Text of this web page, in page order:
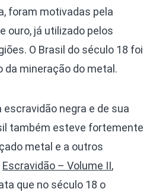
foram motivadas pela
ouro, já utilizado pelos
O Brasil do século 18 foi
da mineração do metal.
negra e de sua
também esteve fortemente
metal e a outros
Escravidão – Volume II,
que no século 18 o